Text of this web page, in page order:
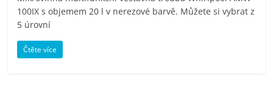
100IX s objemem 20 l v nerezové barvě. Můžete si vybrat z
5 úrovní
Čtěte více